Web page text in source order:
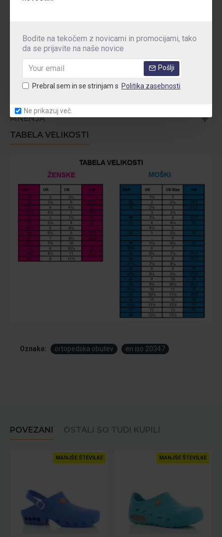
Bodite na tekočem z novicami in promocijami, tako
da se prijavite na naše novice
Pošlji
Prebral sem in se strinjam s Politika zasebnosti
Ne prikazuj več.
Pralni pri 30 ° C
MNENJA
TABELA VELIKOSTI
Oznake: ortopedska obutev en iso 20347
POVEZANI OSTALI SO TUDI KUPILI
MANJŠE ŠTEVILKE MANJŠE ŠTEVILKE